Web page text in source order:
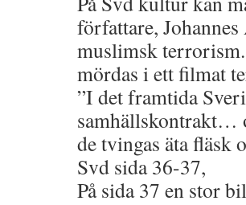
författare,
muslimsk
mördas i ett filmat
”I det framtida
samhällskontrakt…
de tvingas äta fläsk
Svd sida 36-37,
På sida 37 en stor